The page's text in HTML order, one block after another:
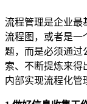
流程管理是企业最
流程图，或者是一
题，而是必须通过
索、不断提炼来得
内部实现流程化管